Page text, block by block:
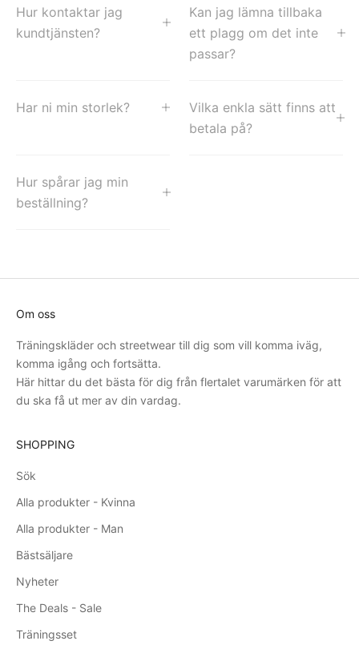
Hur kontaktar jag
kundtjänsten?
Kan jag lämna tillbaka
ett plagg om det inte
passar?
Har ni min storlek?
Vilka enkla sätt finns att
betala på?
Hur spårar jag min
beställning?
Om oss
Träningskläder och streetwear till dig som vill komma iväg,
komma igång och fortsätta.
Här hittar du det bästa för dig från flertalet varumärken för att
du ska få ut mer av din vardag.
SHOPPING
Sök
Alla produkter - Kvinna
Alla produkter - Man
Bästsäljare
Nyheter
The Deals - Sale
Träningsset